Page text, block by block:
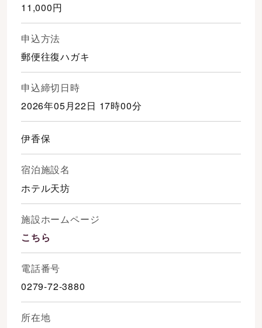
11,000円
申込方法
郵便往復ハガキ
申込締切日時
2026年05月22日 17時00分
伊香保
宿泊施設名
ホテル天坊
施設ホームページ
こちら
電話番号
0279-72-3880
所在地